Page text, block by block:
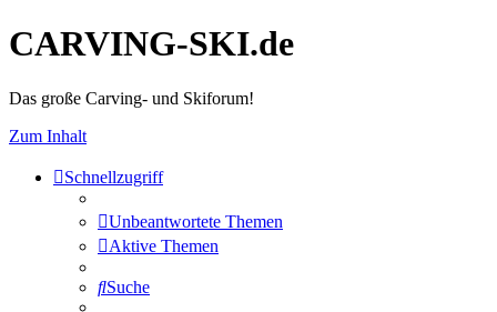
CARVING-SKI.de
Das große Carving- und Skiforum!
Zum Inhalt
Schnellzugriff
Unbeantwortete Themen
Aktive Themen
Suche